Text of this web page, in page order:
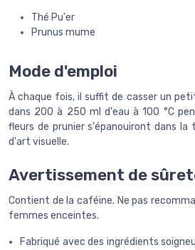
Thé Pu'er
Prunus mume
Mode d'emploi
À chaque fois, il suffit de casser un
dans 200 à 250 ml d'eau à 100 °C
fleurs de prunier s'épanouiront dans
d'art visuelle.
Avertissement de
Contient de la caféine. Ne pas
femmes enceintes.
Fabriqué avec des ingrédients